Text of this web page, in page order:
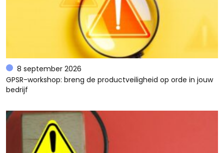
8 september 2026
GPSR-workshop: breng de productveiligheid op orde in jouw
bedrijf